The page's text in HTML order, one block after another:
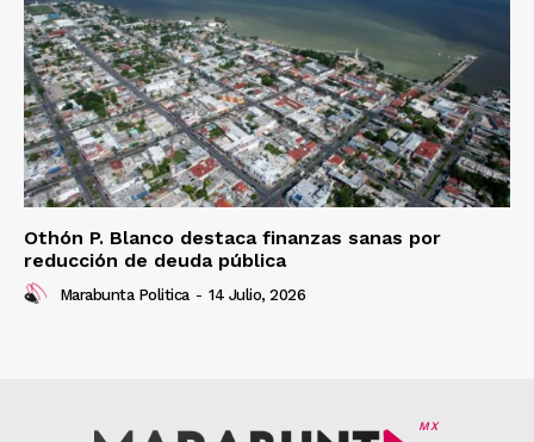
Othón P. Blanco destaca finanzas sanas por
reducción de deuda pública
Marabunta Politica - 14 Julio, 2026
MX